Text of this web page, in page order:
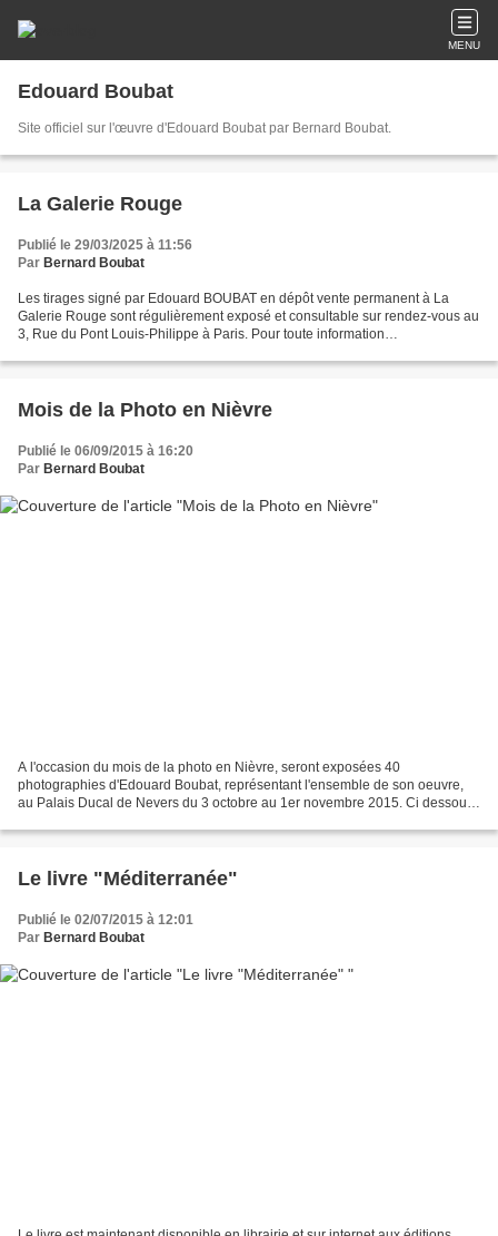
MENU
Edouard Boubat
Site officiel sur l'œuvre d'Edouard Boubat par Bernard Boubat.
La Galerie Rouge
Publié le 29/03/2025 à 11:56
Par Bernard Boubat
Les tirages signé par Edouard BOUBAT en dépôt vente permanent à La
Galerie Rouge sont régulièrement exposé et consultable sur rendez-vous au
3, Rue du Pont Louis-Philippe à Paris. Pour toute information
Mois de la Photo en Nièvre
Publié le 06/09/2015 à 16:20
Par Bernard Boubat
A l'occasion du mois de la photo en Nièvre, seront exposées 40
photographies d'Edouard Boubat, représentant l'ensemble de son oeuvre,
au Palais Ducal de Nevers du 3 octobre au 1er novembre 2015. Ci dessous
https://www.facebook.com/MoisDeLaPhotoEnNievre?fref=nf...
Le livre "Méditerranée"
Publié le 02/07/2015 à 12:01
Par Bernard Boubat